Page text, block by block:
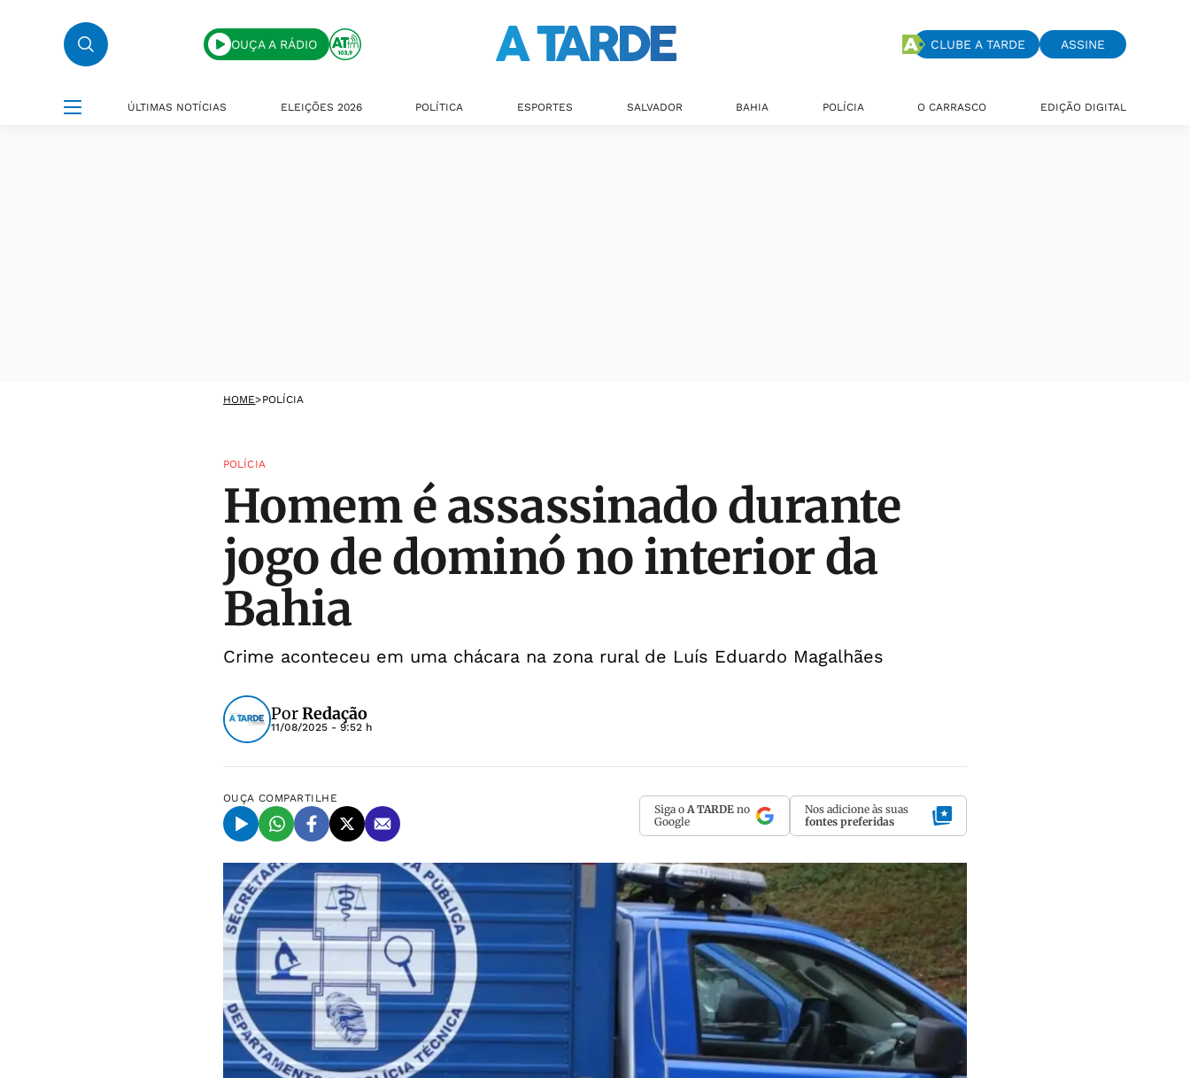
OUÇA A RÁDIO CLUBE A TARDE ASSINE
ÚLTIMAS NOTÍCIAS ELEIÇÕES 2026 POLÍTICA ESPORTES SALVADOR BAHIA POLÍCIA O CARRASCO EDIÇÃO DIGITAL
HOME>POLÍCIA
POLÍCIA
Homem é assassinado durante
jogo de dominó no interior da
Bahia
Crime aconteceu em uma chácara na zona rural de Luís Eduardo Magalhães
PorRedação
11/08/2025 - 9:52 h
OUÇA COMPARTILHE
Siga o A TARDE no
Google
Nos adicione às suas
fontes preferidas